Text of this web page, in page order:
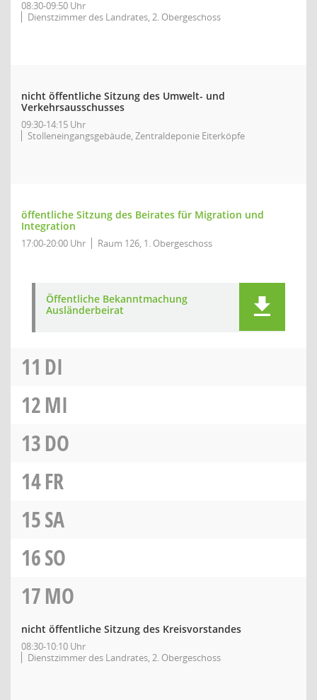
08:30-09:50 Uhr
Dienstzimmer des Landrates, 2. Obergeschoss
nicht öffentliche Sitzung des Umwelt- und
Verkehrsausschusses
09:30-14:15 Uhr
Stolleneingangsgebäude, Zentraldeponie Eiterköpfe
öffentliche Sitzung des Beirates für Migration und
Integration
17:00-20:00 Uhr Raum 126, 1. Obergeschoss
Öffentliche Bekanntmachung
Ausländerbeirat
11 DI
12MI
13DO
14FR
15SA
16SO
17MO
nicht öffentliche Sitzung des Kreisvorstandes
08:30-10:10 Uhr
Dienstzimmer des Landrates, 2. Obergeschoss